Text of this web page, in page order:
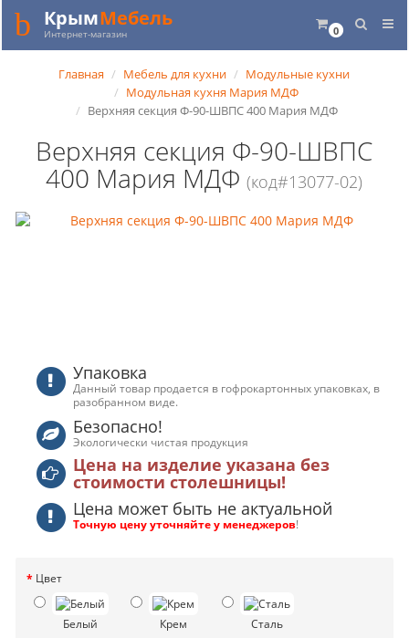
0
КрымМебель
Интернет-магазин
Главная Мебель для кухни
Модульные кухни
Модульная кухня Мария МДФ
Верхняя секция Ф-90-ШВПС 400 Мария МДФ
Верхняя секция Ф-90-ШВПС
400 Мария МДФ(код#13077-02)
Упаковка
Данный товар продается в гофрокартонных упаковках, в
разобранном виде.
Безопасно!
Экологически чистая продукция
Цена на изделие указана без
стоимости столешницы!
Цена может быть не актуальной
Точную цену уточняйте у менеджеров!
Цвет
Белый Крем Сталь